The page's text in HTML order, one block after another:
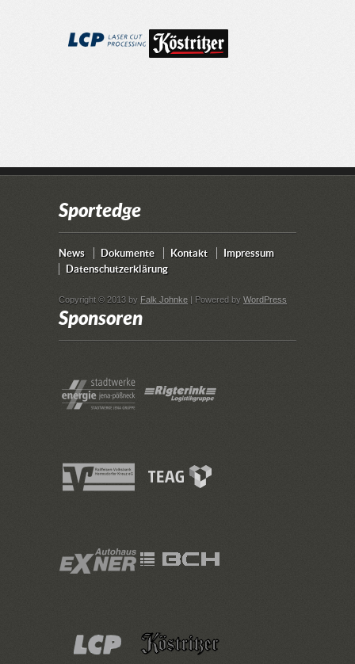
Sportedge
News Dokumente Kontakt
Impressum
Datenschutzerklärung
Copyright © 2013 by Falk Johnke | Powered by WordPress
Sponsoren